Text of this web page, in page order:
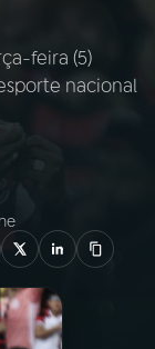
feira (5)
nacional